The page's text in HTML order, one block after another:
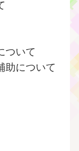
ついて
助について